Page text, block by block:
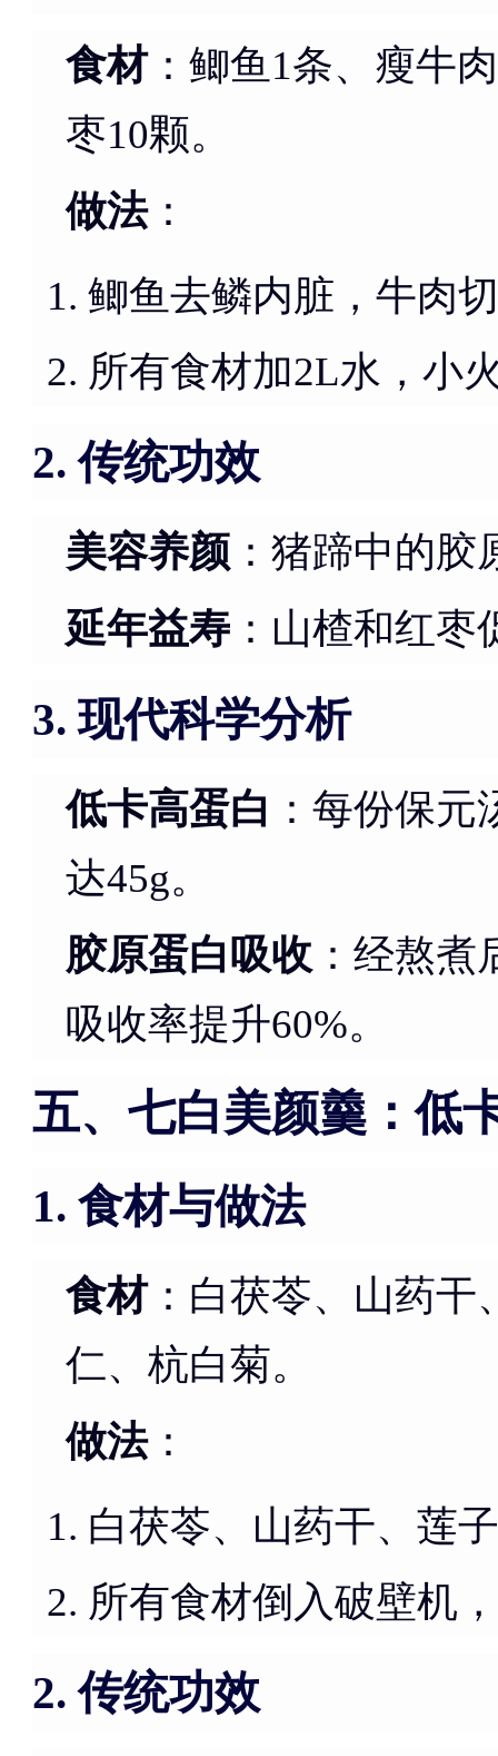
食材：鲫鱼1条、瘦牛
枣10颗。
做法：
鲫鱼去鳞内脏，牛肉
所有食材加2L水，小
2. 传统功效
美容养颜 ：猪蹄中的
延年益寿 ：山楂和红
3. 现代科学分析
低卡高蛋白 ：每份保
达45g。
胶原蛋白吸收 ：经熬
吸收率提升60%。
五、七白美颜羹：低
1. 食材与做法
食材：白茯苓、山药干
仁、杭白菊。
做法：
白茯苓、山药干、莲
所有食材倒入破壁机
2. 传统功效